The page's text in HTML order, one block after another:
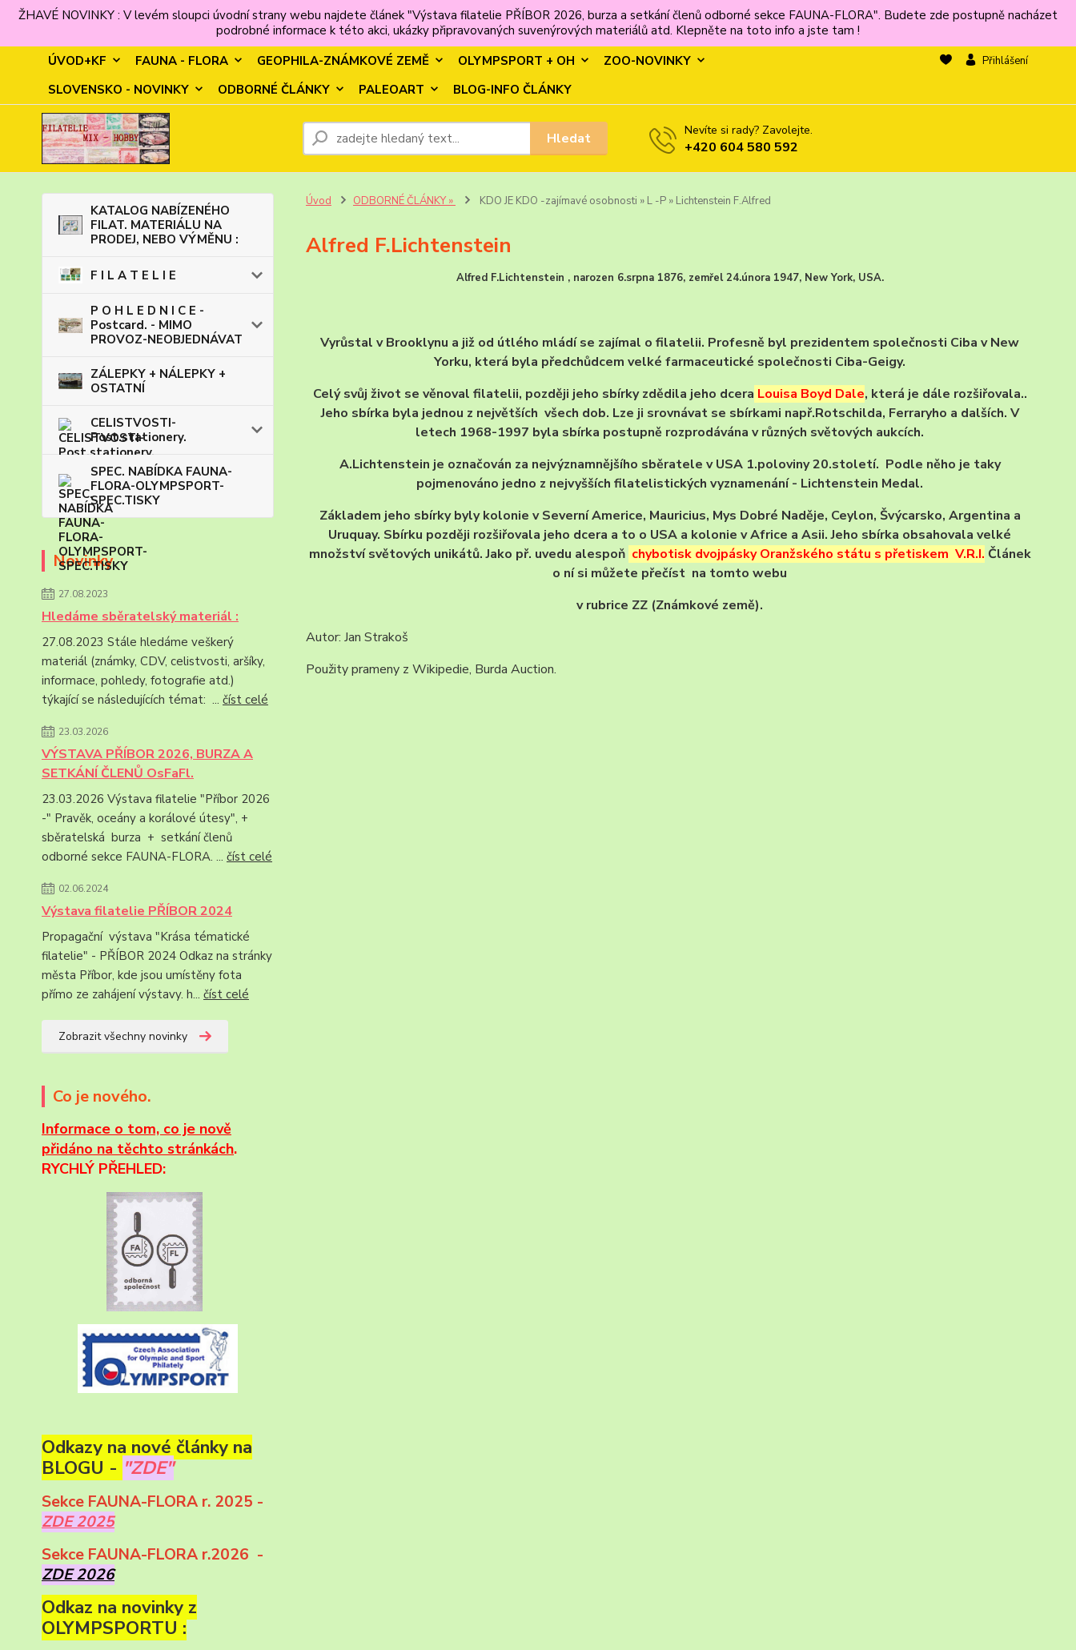
ŽHAVÉ NOVINKY : V levém sloupci úvodní strany webu najdete článek "Výstava filatelie PŘÍBOR 2026, burza a setkání členů odborné sekce FAUNA-FLORA". Budete zde postupně nacházet
podrobné informace k této akci, ukázky připravovaných suvenýrových materiálů atd. Klepněte na toto info a jste tam !
ÚVOD+KF
FAUNA - FLORA GEOPHILA-ZNÁMKOVÉ ZEMĚ OLYMPSPORT + OH
ZOO-NOVINKY
SLOVENSKO - NOVINKY
ODBORNÉ ČLÁNKY PALEOART BLOG-INFO ČLÁNKY
Přihlášení
Hledat Nevíte si rady? Zavolejte.
+420 604 580 592
KATALOG NABÍZENÉHO
FILAT. MATERIÁLU NA
PRODEJ, NEBO VÝMĚNU :
F I L A T E L I E
P O H L E D N I C E -
Postcard. - MIMO
PROVOZ-NEOBJEDNÁVAT
ZÁLEPKY + NÁLEPKY +
OSTATNÍ
CELISTVOSTI-
Post.stationery.
SPEC. NABÍDKA FAUNA-
FLORA-OLYMPSPORT-
SPEC.TISKY
Novinky
27.08.2023
Hledáme sběratelský materiál :
27.08.2023 Stále hledáme veškerý
materiál (známky, CDV, celistvosti, aršíky,
informace, pohledy, fotografie atd.)
týkající se následujících témat: ... číst celé
23.03.2026
VÝSTAVA PŘÍBOR 2026, BURZA A
SETKÁNÍ ČLENŮ OsFaFl.
23.03.2026 Výstava filatelie "Příbor 2026
-" Pravěk, oceány a korálové útesy", +
sběratelská burza + setkání členů
odborné sekce FAUNA-FLORA. ... číst celé
02.06.2024
Výstava filatelie PŘÍBOR 2024
Propagační výstava "Krása tématické
filatelie" - PŘÍBOR 2024 Odkaz na stránky
města Příbor, kde jsou umístěny fota
přímo ze zahájení výstavy. h... číst celé
Zobrazit všechny novinky
Co je nového.
Informace o tom, co je nově
přidáno na těchto stránkách.
RYCHLÝ PŘEHLED:
Odkazy na nové články na
BLOGU - "ZDE"
Sekce FAUNA-FLORA r. 2025 -
ZDE 2025
Sekce FAUNA-FLORA r.2026 -
ZDE 2026
Odkaz na novinky z
OLYMPSPORTU :
Úvod ODBORNÉ ČLÁNKY » KDO JE KDO -zajímavé osobnosti » L -P » Lichtenstein F.Alfred
Alfred F.Lichtenstein
Alfred F.Lichtenstein , narozen 6.srpna 1876, zemřel 24.února 1947, New York, USA.
Vyrůstal v Brooklynu a již od útlého mládí se zajímal o filatelii. Profesně byl prezidentem společnosti Ciba v New
Yorku, která byla předchůdcem velké farmaceutické společnosti Ciba-Geigy.
Celý svůj život se věnoval filatelii, později jeho sbírky zdědila jeho dcera Louisa Boyd Dale, která je dále rozšiřovala..
Jeho sbírka byla jednou z největších všech dob. Lze ji srovnávat se sbírkami např.Rotschilda, Ferraryho a dalších. V
letech 1968-1997 byla sbírka postupně rozprodávána v různých světových aukcích.
A.Lichtenstein je označován za nejvýznamnějšího sběratele v USA 1.poloviny 20.století. Podle něho je taky
pojmenováno jedno z nejvyšších filatelistických vyznamenání - Lichtenstein Medal.
Základem jeho sbírky byly kolonie v Severní Americe, Mauricius, Mys Dobré Naděje, Ceylon, Švýcarsko, Argentina a
Uruquay. Sbírku později rozšiřovala jeho dcera a to o USA a kolonie v Africe a Asii. Jeho sbírka obsahovala velké
množství světových unikátů. Jako př. uvedu alespoň chybotisk dvojpásky Oranžského státu s přetiskem V.R.I. Článek
o ní si můžete přečíst na tomto webu
v rubrice ZZ (Známkové země).
Autor: Jan Strakoš
Použity prameny z Wikipedie, Burda Auction.